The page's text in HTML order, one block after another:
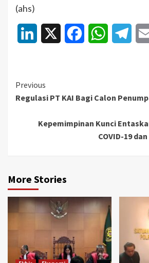
(ahs)
LinkedIn FacebookWhatsApp
Continue
Reading
Previous
Regulasi PT KAI Bagi Calon
Kepemimpinan Kunci
COVID-19
More Stories